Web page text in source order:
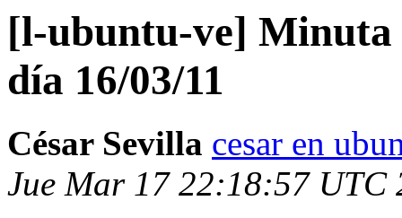
[l-ubuntu-ve] Minuta
día 16/03/11
César Sevilla cesar en
Jue Mar 17 22:18:57 UTC